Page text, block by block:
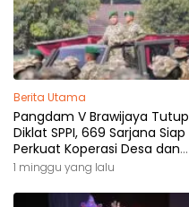
Berita Utama
Pangdam V Brawijaya Tutup
Diklat SPPI, 669 Sarjana Siap
Perkuat Koperasi Desa dan
Kampung Nelayan
1 minggu yang lalu